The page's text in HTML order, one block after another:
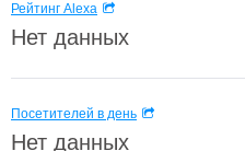
Рейтинг Alexa
Нет данных
Посетителей в день
Нет данных